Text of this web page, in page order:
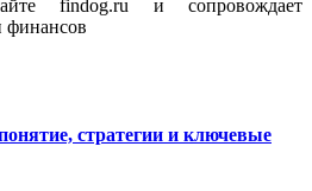
findog.ru и сопровождает
финансов
стратегии и ключевые